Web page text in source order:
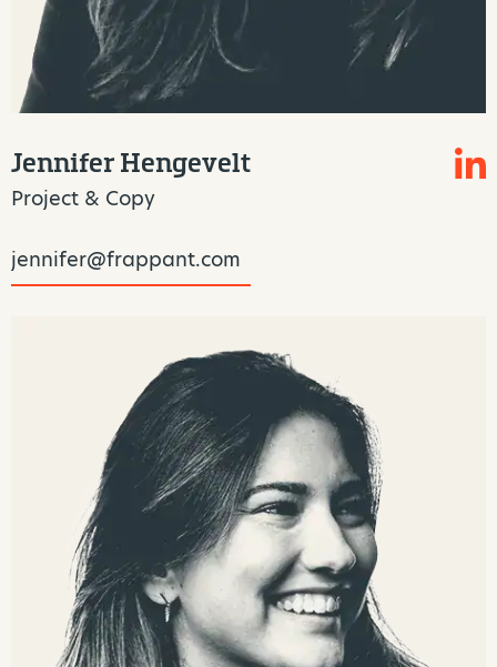
Jennifer Hengevelt
Project & Copy
jennifer@frappant.com